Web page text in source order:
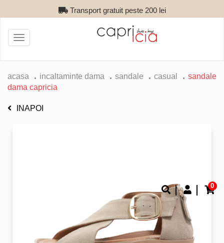
Transport gratuit peste 200 lei
0
Toggle
navigation
acasa incaltaminte dama sandale casual
sandale
dama capricia
INAPOI